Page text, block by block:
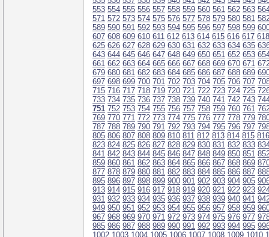
553 554 555 556 557 558 559 560 561 562 563
571 572 573 574 575 576 577 578 579 580 581
589 590 591 592 593 594 595 596 597 598 599
607 608 609 610 611 612 613 614 615 616 617 618
625 626 627 628 629 630 631 632 633 634 635
643 644 645 646 647 648 649 650 651 652 653
661 662 663 664 665 666 667 668 669 670 671
679 680 681 682 683 684 685 686 687 688 689
697 698 699 700 701 702 703 704 705 706 707
715 716 717 718 719 720 721 722 723 724 725
733 734 735 736 737 738 739 740 741 742 743
751 752 753 754 755 756 757 758 759 760 761
769 770 771 772 773 774 775 776 777 778 779
787 788 789 790 791 792 793 794 795 796 797
805 806 807 808 809 810 811 812 813 814 815 816
823 824 825 826 827 828 829 830 831 832 833
841 842 843 844 845 846 847 848 849 850 851
859 860 861 862 863 864 865 866 867 868 869
877 878 879 880 881 882 883 884 885 886 887
895 896 897 898 899 900 901 902 903 904 905
913 914 915 916 917 918 919 920 921 922 923
931 932 933 934 935 936 937 938 939 940 941
949 950 951 952 953 954 955 956 957 958 959
967 968 969 970 971 972 973 974 975 976 977
985 986 987 988 989 990 991 992 993 994 995
1002 1003 1004 1005 1006 1007 1008 1009 1010